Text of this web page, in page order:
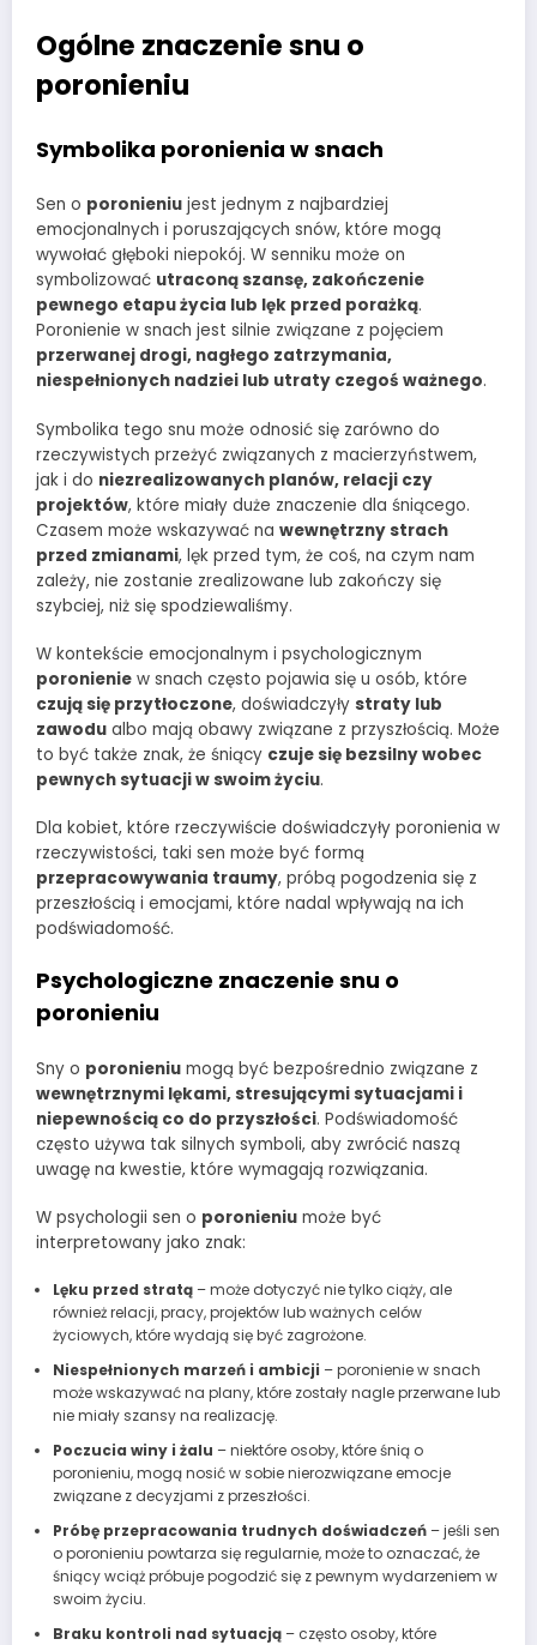
Ogólne znaczenie snu o
poronieniu
Symbolika poronienia w snach
Sen o poronieniu jest jednym z najbardziej
emocjonalnych i poruszających snów, które mogą
wywołać głęboki niepokój. W senniku może on
symbolizować utraconą szansę, zakończenie
pewnego etapu życia lub lęk przed porażką.
Poronienie w snach jest silnie związane z pojęciem
przerwanej drogi, nagłego zatrzymania,
niespełnionych nadziei lub utraty czegoś ważnego.
Symbolika tego snu może odnosić się zarówno do
rzeczywistych przeżyć związanych z macierzyństwem,
jak i do niezrealizowanych planów, relacji czy
projektów, które miały duże znaczenie dla śniącego.
Czasem może wskazywać na wewnętrzny strach
przed zmianami, lęk przed tym, że coś, na czym nam
zależy, nie zostanie zrealizowane lub zakończy się
szybciej, niż się spodziewaliśmy.
W kontekście emocjonalnym i psychologicznym
poronienie w snach często pojawia się u osób, które
czują się przytłoczone, doświadczyły straty lub
zawodu albo mają obawy związane z przyszłością. Może
to być także znak, że śniący czuje się bezsilny wobec
pewnych sytuacji w swoim życiu.
Dla kobiet, które rzeczywiście doświadczyły poronienia w
rzeczywistości, taki sen może być formą
przepracowywania traumy, próbą pogodzenia się z
przeszłością i emocjami, które nadal wpływają na ich
podświadomość.
Psychologiczne znaczenie snu o
poronieniu
Sny o poronieniu mogą być bezpośrednio związane z
wewnętrznymi lękami, stresującymi sytuacjami i
niepewnością co do przyszłości. Podświadomość
często używa tak silnych symboli, aby zwrócić naszą
uwagę na kwestie, które wymagają rozwiązania.
W psychologii sen o poronieniu może być
interpretowany jako znak:
Lęku przed stratą– może dotyczyć nie tylko ciąży, ale
również relacji, pracy, projektów lub ważnych celów
życiowych, które wydają się być zagrożone.
Niespełnionych marzeń i ambicji – poronienie w snach
może wskazywać na plany, które zostały nagle przerwane lub
nie miały szansy na realizację.
Poczucia winy i żalu – niektóre osoby, które śnią o
poronieniu, mogą nosić w sobie nierozwiązane emocje
związane z decyzjami z przeszłości.
Próbę przepracowania trudnych doświadczeń– jeśli sen
o poronieniu powtarza się regularnie, może to oznaczać, że
śniący wciąż próbuje pogodzić się z pewnym wydarzeniem w
swoim życiu.
Braku kontroli nad sytuacją– często osoby, które